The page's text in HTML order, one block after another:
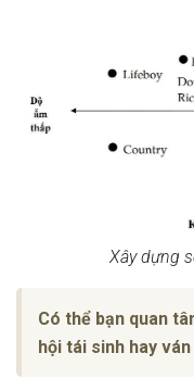
Xây dựng
Có thể bạn quan
hội tái sinh hay